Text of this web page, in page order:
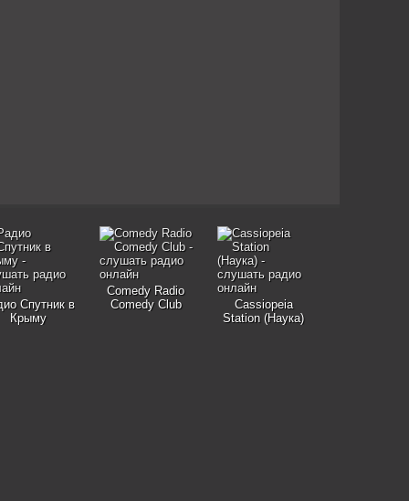
Спутник в
Крыму
Comedy Radio
Comedy Club
Cassiopeia
Station (Наука)